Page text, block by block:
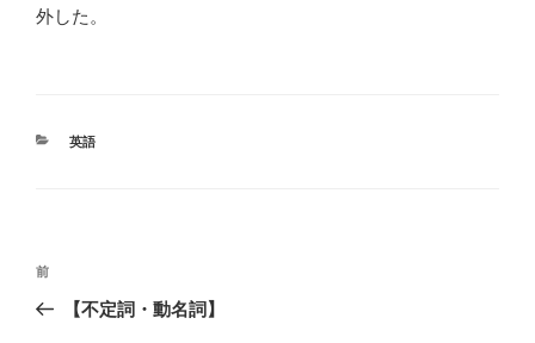
外した。
カ
英語
投
前
の
前
【不定詞・動名詞】